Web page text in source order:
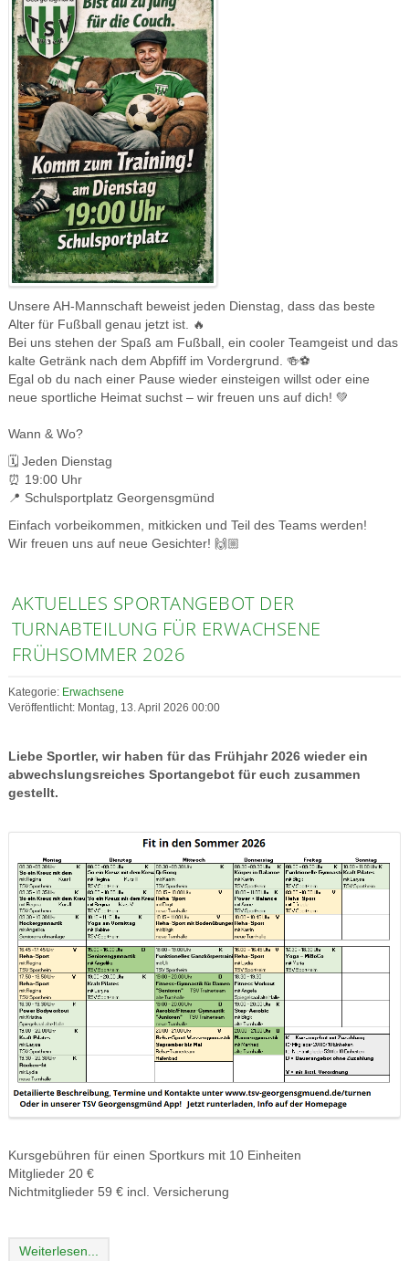
Unsere AH-Mannschaft beweist jeden Dienstag, dass das beste
Alter für Fußball genau jetzt ist. 🔥
Bei uns stehen der Spaß am Fußball, ein cooler Teamgeist und das
kalte Getränk nach dem Abpfiff im Vordergrund. 🍻⚽️
Egal ob du nach einer Pause wieder einsteigen willst oder eine
neue sportliche Heimat suchst – wir freuen uns auf dich! 💚
Wann & Wo?
🗓️ Jeden Dienstag
⏰ 19:00 Uhr
📍 Schulsportplatz Georgensgmünd
Einfach vorbeikommen, mitkicken und Teil des Teams werden!
Wir freuen uns auf neue Gesichter! 🙌🏼
AKTUELLES SPORTANGEBOT DER
TURNABTEILUNG FÜR ERWACHSENE
FRÜHSOMMER 2026
Kategorie: Erwachsene
Veröffentlicht: Montag, 13. April 2026 00:00
Liebe Sportler, wir haben für das Frühjahr 2026 wieder ein
abwechslungsreiches Sportangebot für euch zusammen
gestellt.
Kursgebühren für einen Sportkurs mit 10 Einheiten
Mitglieder 20 €
Nichtmitglieder 59 € incl. Versicherung
Weiterlesen...